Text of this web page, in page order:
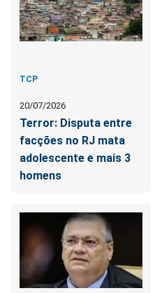
TCP
20/07/2026
Terror: Disputa entre
facções no RJ mata
adolescente e mais 3
homens